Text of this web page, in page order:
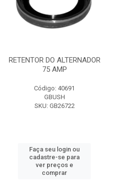
RETENTOR DO ALTERNADOR
75 AMP
Código: 40691
GBUSH
SKU: GB26722
Faça seu login ou
cadastre-se para
ver preços e
comprar